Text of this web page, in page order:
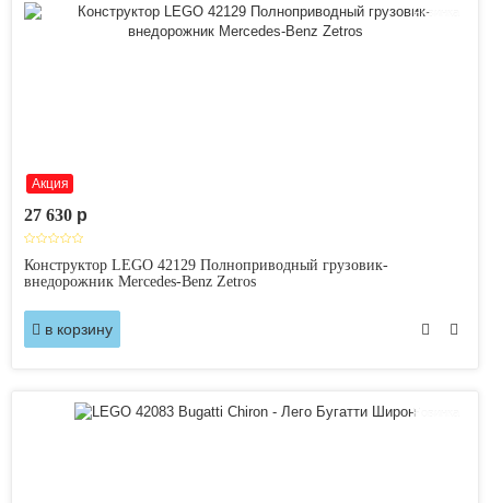
Акция
Новинка
27 630 p
Конструктор LEGO 42129 Полноприводный грузовик-
внедорожник Mercedes-Benz Zetros
в корзину
Новинка